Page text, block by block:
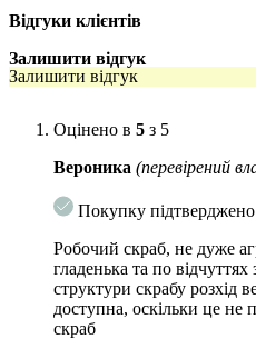
Натуральний фізичний
абразивним, щоб
відлущування, але
бар’єр. Ми отримуємо наш
макадамії, папайї та медової амбри.
Особливості використання:М’яко
рази на тиждень і додайте наш
гіалуроновою кислотою.
Обʼєм:250 мл
Відгуки клієнтів
Залишити відгук
Залишити відгук
Оцінено в 5 з 5
Вероника (перевірений
Покупку підтверджено
Робочий скраб, не дуже
гладенька та по
структури скрабу розхід
доступна, оскільки це не
скраб